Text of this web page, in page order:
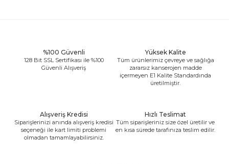
%100 Güvenli
128 Bit SSL Sertifikası ile %100
Güvenli Alışveriş
Yüksek Kalite
Tüm ürünlerimiz çevreye ve sağlığa
zararsız kanserojen madde
içermeyen E1 Kalite Standardında
üretilmiştir.
Alışveriş Kredisi
Siparişlerinizi anında alışveriş kredisi
seçeneği ile kart limiti problemi
olmadan tamamlayabilirsiniz.
Hızlı Teslimat
Tüm siparişleriniz size özel üretilir ve
en kısa sürede tarafınıza teslim edilir.